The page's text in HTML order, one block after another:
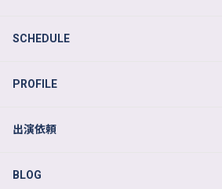
SCHEDULE
PROFILE
出演依頼
BLOG